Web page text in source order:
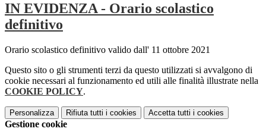
IN EVIDENZA - Orario scolastico
definitivo
Orario scolastico definitivo valido dall' 11 ottobre 2021
Questo sito o gli strumenti terzi da questo utilizzati si avvalgono di
cookie necessari al funzionamento ed utili alle finalità illustrate nella
COOKIE POLICY.
Personalizza Rifiuta tutti i cookies Accetta tutti i cookies
Gestione cookie